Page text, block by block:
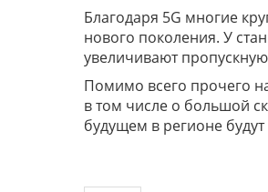
Благодаря 5G многие
нового поколения. У
увеличивают
Помимо всего прочего
в том числе о большой
будущем в регионе